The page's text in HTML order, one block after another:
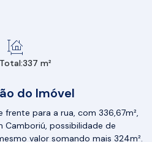
337 m²
do Imóvel
frente para a rua, com 336,67m²,
Camboriú, possibilidade de
valor somando mais 324m².